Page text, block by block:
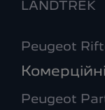
LANDTREK
Peugeot
Peugeot